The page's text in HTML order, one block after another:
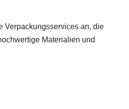
Verpackungsservices an, die
Materialien und